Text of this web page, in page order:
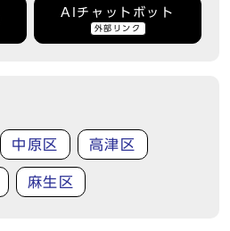
AIチャットボット
外部リンク
中原区 高津区
麻生区